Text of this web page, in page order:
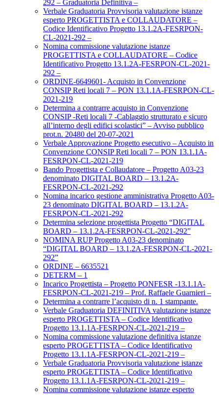
292 – Graduatoria Definitiva –
Verbale Graduatoria Provvisoria valutazione istanze
esperto PROGETTISTA e COLLAUDATORE –
Codice Identificativo Progetto 13.1.2A-FESRPON-
CL-2021-292 –
Nomina commissione valutazione istanze
PROGETTISTA e COLLAUDATORE – Codice
Identificativo Progetto 13.1.2A-FESRPON-CL-2021-
292 –
ORDINE-6649601- Acquisto in Convenzione
CONSIP Reti locali 7 – PON 13.1.1A-FESRPON-CL-
2021-219
Determina a contrarre acquisto in Convenzione
CONSIP -Reti locali 7 -Cablaggio strutturato e sicuro
all’interno degli edifici scolastici” – Avviso pubblico
prot.n. 20480 del 20-07-2021
Verbale Approvazione Progetto esecutivo – Acquisto in
Convenzione CONSIP Reti locali 7 – PON 13.1.1A-
FESRPON-CL-2021-219
Bando Progettista e Collaudatore – Progetto A03-23
denominato DIGITAL BOARD – 13.1.2A-
FESRPON-CL-2021-292
Nomina incarico gestione amministrativa Progetto A03-
23 denominato DIGITAL BOARD – 13.1.2A-
FESRPON-CL-2021-292
Determina selezione progettista Progetto “DIGITAL
BOARD – 13.1.2A-FESRPON-CL-2021-292”
NOMINA RUP Progetto A03-23 denominato
“DIGITAL BOARD – 13.1.2A-FESRPON-CL-2021-
292”
ORDINE – 6635521
DETERM – 1
Incarico Progettista – Progetto PONFESR -13.1.1A-
FESRPON-CL-2021-219 – Prof. Raffaele Guarnieri –
Determina a contrarre l’acquisto di n. 1 stampante.
Verbale Graduatoria DEFINITIVA valutazione istanze
esperto PROGETTISTA – Codice Identificativo
Progetto 13.1.1A-FESRPON-CL-2021-219 –
Nomina commissione valutazione definitiva istanze
esperto PROGETTISTA – Codice Identificativo
Progetto 13.1.1A-FESRPON-CL-2021-219 –
Verbale Graduatoria Provvisoria valutazione istanze
esperto PROGETTISTA – Codice Identificativo
Progetto 13.1.1A-FESRPON-CL-2021-219 –
Nomina commissione valutazione istanze esperto